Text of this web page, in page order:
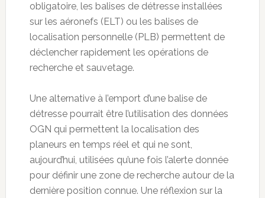
obligatoire, les balises de détresse installées
sur les aéronefs (ELT) ou les balises de
localisation personnelle (PLB) permettent de
déclencher rapidement les opérations de
recherche et sauvetage.
Une alternative à l’emport d’une balise de
détresse pourrait être l’utilisation des données
OGN qui permettent la localisation des
planeurs en temps réel et qui ne sont,
aujourd’hui, utilisées qu’une fois l’alerte donnée
pour définir une zone de recherche autour de la
dernière position connue. Une réflexion sur la